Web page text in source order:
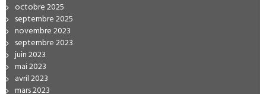
octobre 2025
septembre 2025
novembre 2023
septembre 2023
juin 2023
mai 2023
avril 2023
mars 2023